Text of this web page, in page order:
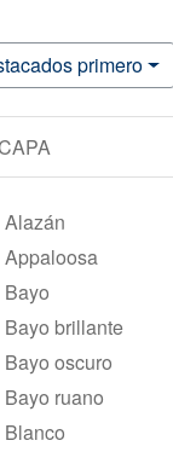
primero
Alazán
Appaloosa
Bayo
Bayo brillante
Bayo oscuro
Bayo ruano
Blanco